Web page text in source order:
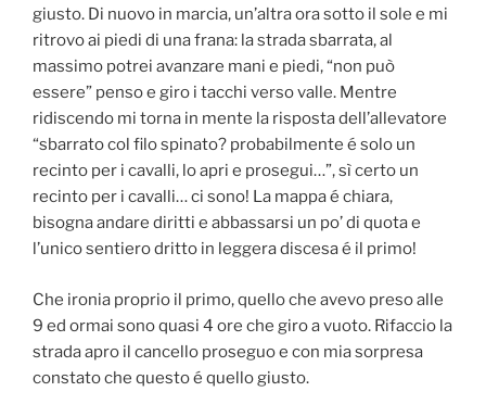
giusto. Di nuovo in marcia, un’altra ora sotto il sole e mi
ritrovo ai piedi di una frana: la strada sbarrata, al
massimo potrei avanzare mani e piedi, “non può
essere” penso e giro i tacchi verso valle. Mentre
ridiscendo mi torna in mente la risposta dell’allevatore
“sbarrato col filo spinato? probabilmente é solo un
recinto per i cavalli, lo apri e prosegui…”, sì certo un
recinto per i cavalli… ci sono! La mappa é chiara,
bisogna andare diritti e abbassarsi un po’ di quota e
l’unico sentiero dritto in leggera discesa é il primo!
Che ironia proprio il primo, quello che avevo preso alle
9 ed ormai sono quasi 4 ore che giro a vuoto. Rifaccio la
strada apro il cancello proseguo e con mia sorpresa
constato che questo é quello giusto.